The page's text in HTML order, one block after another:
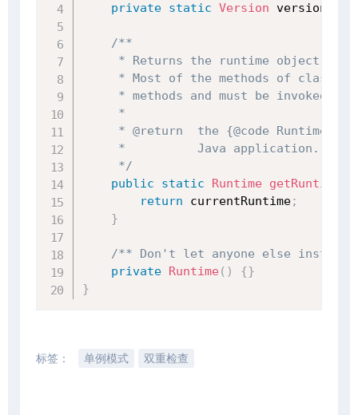
private static Version version
/**
* Returns the runtime object
* Most of the methods of class
* methods and must be invoked
     *
* @return  the {@code Runtime}
     *          Java application.
     */
public
static Runtime getRuntime
return currentRuntime;
}
/** Don't let anyone else
private Runtime ( ) {}
}
标签： 单例模式 双重检查